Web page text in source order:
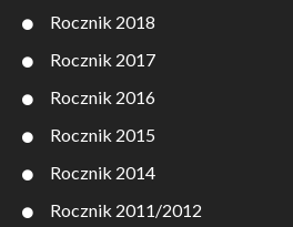
Rocznik 2018
Rocznik 2017
Rocznik 2016
Rocznik 2015
Rocznik 2014
Rocznik 2011/2012